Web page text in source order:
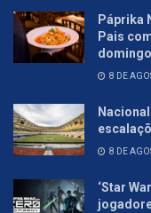
Páprika
Pais
8 DE
8 DE
‘Star